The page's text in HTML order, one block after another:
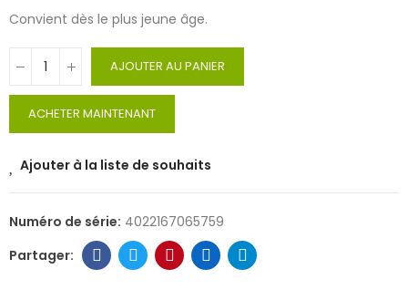
Convient dès le plus jeune âge.
AJOUTER AU PANIER
ACHETER MAINTENANT
Ajouter à la liste de souhaits
Numéro de série: 4022167065759